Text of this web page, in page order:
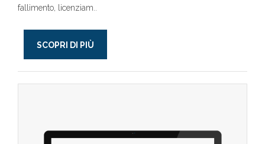
fallimento, licenziam..
SCOPRI DI PIÙ